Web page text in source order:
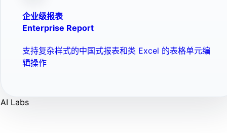
企业级报表
Enterprise Report
支持复杂样式的中国式报表和类 Excel 的表格单元编
辑操作
AI Labs